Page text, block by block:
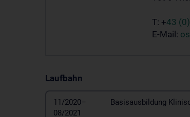
T: +43
E-Mail:
Laufbahn
11/2020–
08/2021
Basisausbildung